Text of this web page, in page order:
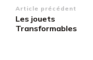
Navigation
d’article
Article précédent
Les jouets
Transformables